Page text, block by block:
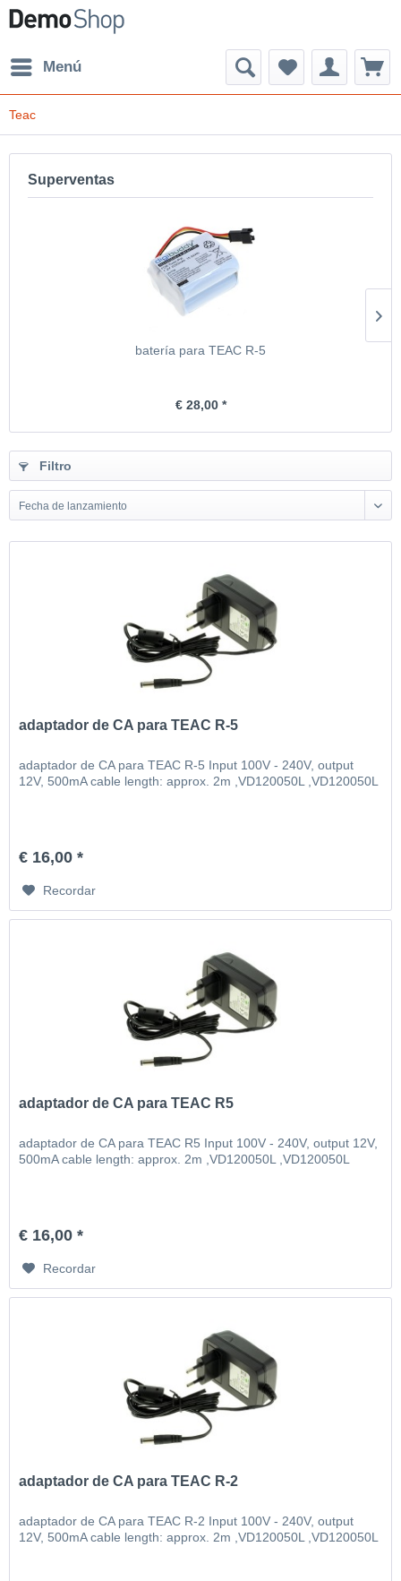
Menú
Teac
Superventas
batería para TEAC R-5
€ 28,00 *
Filtro
Fecha de lanzamiento
adaptador de CA para TEAC R-5
adaptador de CA para TEAC R-5 Input 100V - 240V, output
12V, 500mA cable length: approx. 2m ,VD120050L ,VD120050L
€ 16,00 *
Recordar
adaptador de CA para TEAC R5
adaptador de CA para TEAC R5 Input 100V - 240V, output 12V,
500mA cable length: approx. 2m ,VD120050L ,VD120050L
€ 16,00 *
Recordar
adaptador de CA para TEAC R-2
adaptador de CA para TEAC R-2 Input 100V - 240V, output
12V, 500mA cable length: approx. 2m ,VD120050L ,VD120050L